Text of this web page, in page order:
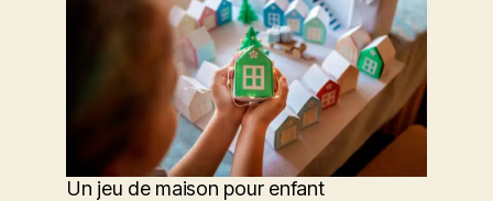
Un jeu de maison pour enfant